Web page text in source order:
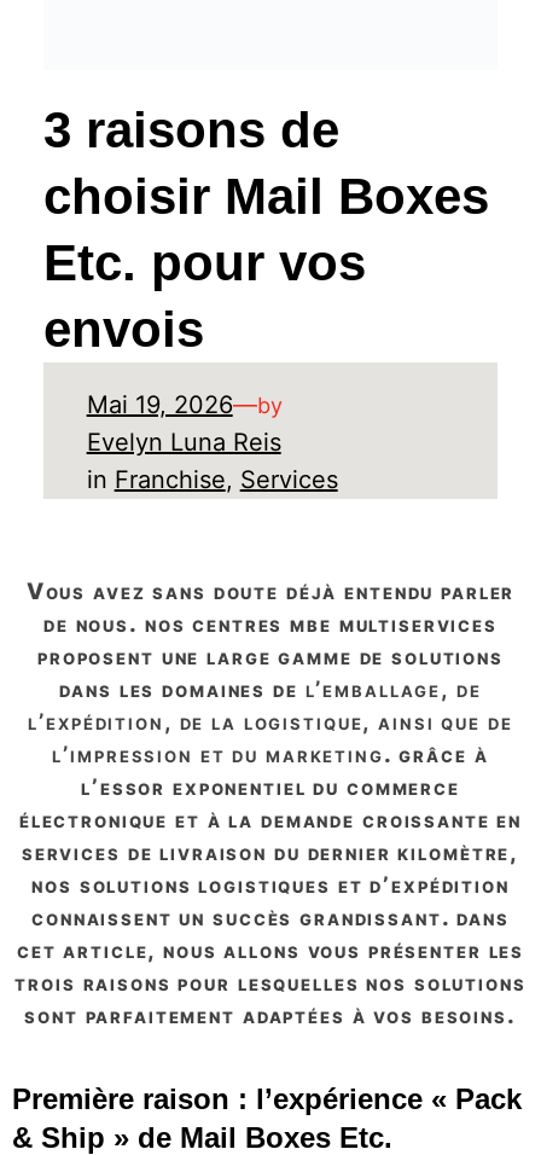
3 raisons de
choisir Mail Boxes
Etc. pour vos
envois
Mai 19, 2026—by
Evelyn Luna Reis
in Franchise, Services
vous avez sans doute déjà entendu parler
de nous. nos centres mbe multiservices
proposent une large gamme de solutions
dans les domaines de l’emballage, de
l’expédition, de la logistique, ainsi que de
l’impression et du marketing. grâce à
l’essor exponentiel du commerce
électronique et à la demande croissante en
services de livraison du dernier kilomètre,
nos solutions logistiques et d’expédition
connaissent un succès grandissant. dans
cet article, nous allons vous présenter les
trois raisons pour lesquelles nos solutions
sont parfaitement adaptées à vos besoins.
Première raison : l’expérience « Pack
& Ship » de Mail Boxes Etc.